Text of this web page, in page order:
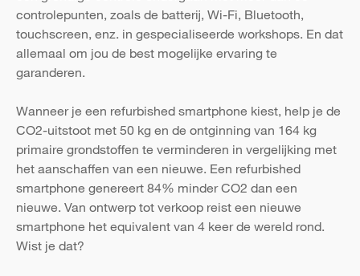
controlepunten, zoals de batterij, Wi-Fi, Bluetooth,
touchscreen, enz. in gespecialiseerde workshops. En dat
allemaal om jou de best mogelijke ervaring te
garanderen.
Wanneer je een refurbished smartphone kiest, help je de
CO2-uitstoot met 50 kg en de ontginning van 164 kg
primaire grondstoffen te verminderen in vergelijking met
het aanschaffen van een nieuwe. Een refurbished
smartphone genereert 84% minder CO2 dan een
nieuwe. Van ontwerp tot verkoop reist een nieuwe
smartphone het equivalent van 4 keer de wereld rond.
Wist je dat?